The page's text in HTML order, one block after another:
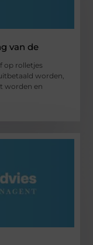
van de
op rolletjes
worden,
worden en